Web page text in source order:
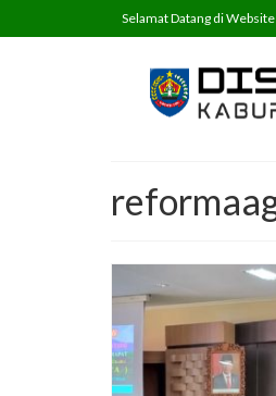
Selamat Datang di